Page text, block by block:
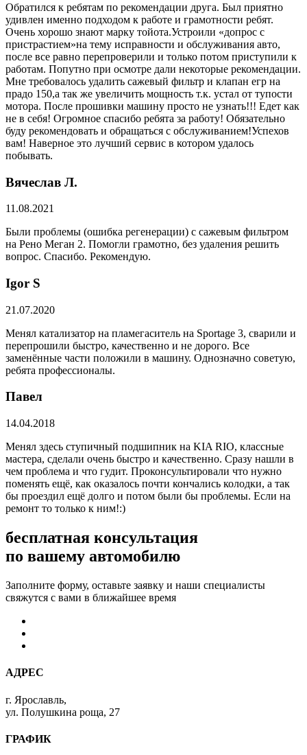
Обратился к ребятам по рекомендации друга. Был приятно
удивлен именно подходом к работе и грамотности ребят.
Очень хорошо знают марку тойота.Устроили «допрос с
пристрастием»на тему исправности и обслуживания авто,
после все равно перепроверили и только потом приступили к
работам. Попутно при осмотре дали некоторые рекомендации.
Мне требовалось удалить сажевый фильтр и клапан егр на
прадо 150,а так же увеличить мощность т.к. устал от тупости
мотора. После прошивки машину просто не узнать!!! Едет как
не в себя! Огромное спасибо ребята за работу! Обязательно
буду рекомендовать и обращаться с обслуживанием!Успехов
вам! Наверное это лучший сервис в котором удалось
побывать.
Вячеслав Л.
11.08.2021
Были проблемы (ошибка регенерации) с сажевым фильтром
на Рено Меган 2. Помогли грамотно, без удаления решить
вопрос. Спасибо. Рекомендую.
​Igor S
21.07.2020
Менял катализатор на пламегаситель на Sportage 3, сварили и
перепрошили быстро, качественно и не дорого. Все
заменённые части положили в машину. Однозначно советую,
ребята профессионалы.
Павел
14.04.2018
Менял здесь ступичный подшипник на KIA RIO, классные
мастера, сделали очень быстро и качественно. Сразу нашли в
чем проблема и что гудит. Проконсультировали что нужно
поменять ещё, как оказалось почти кончались колодки, а так
бы проездил ещё долго и потом были бы проблемы. Если на
ремонт то только к ним!:)
бесплатная консультация
по вашему автомобилю
Заполните форму, оставьте заявку и наши специалисты
свяжутся с вами в ближайшее время
АДРЕС
г. Ярославль,
ул. Полушкина роща, 27
ГРАФИК